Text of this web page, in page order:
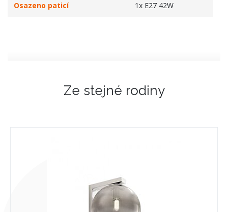
Osazeno paticí 1x E27 42W
Ze stejné rodiny